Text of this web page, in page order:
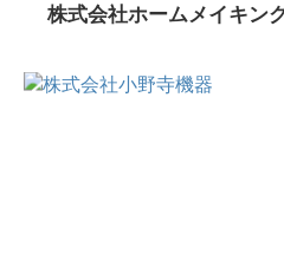
株式会社ホームメイキン